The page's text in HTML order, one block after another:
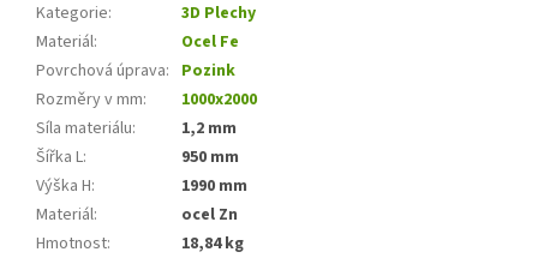
Kategorie:
3D Plechy
Materiál:
Ocel Fe
Povrchová úprava: Pozink
Rozměry v mm:
1000x2000
Síla materiálu:
1,2 mm
Šířka L:
950 mm
Výška H:
1990 mm
Materiál:
ocel Zn
Hmotnost: 18,84 kg